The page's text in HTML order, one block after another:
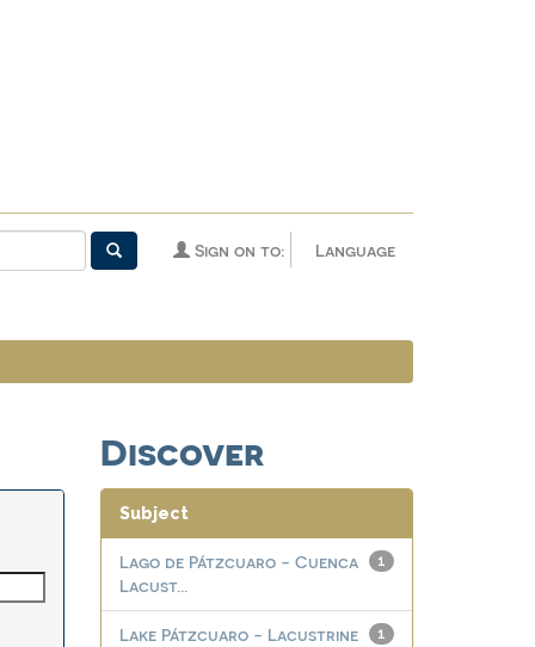
Language
Sign on to:
Discover
Subject
1
Lago de Pátzcuaro - Cuenca
Lacust...
1
Lake Pátzcuaro - Lacustrine